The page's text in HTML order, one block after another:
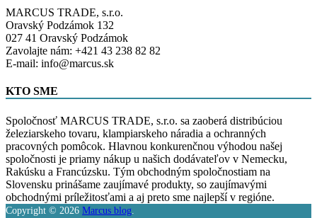
MARCUS TRADE, s.r.o.
Oravský Podzámok 132
027 41 Oravský Podzámok
Zavolajte nám: +421 43 238 82 82
E-mail: info@marcus.sk
KTO SME
Spoločnosť MARCUS TRADE, s.r.o. sa zaoberá distribúciou
železiarskeho tovaru, klampiarskeho náradia a ochranných
pracovných pomôcok. Hlavnou konkurenčnou výhodou našej
spoločnosti je priamy nákup u našich dodávateľov v Nemecku,
Rakúsku a Francúzsku. Tým obchodným spoločnostiam na
Slovensku prinášame zaujímavé produkty, so zaujímavými
obchodnými príležitosťami a aj preto sme najlepší v regióne.
Copyright © 2026 Marcus blog